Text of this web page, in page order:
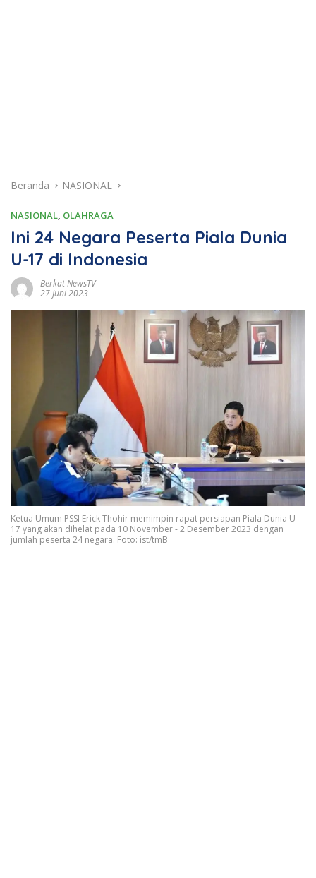
Beranda NASIONAL
NASIONAL, OLAHRAGA
Ini 24 Negara Peserta Piala Dunia
U-17 di Indonesia
Berkat NewsTV
27 Juni 2023
Ketua Umum PSSI Erick Thohir memimpin rapat persiapan Piala Dunia U-
17 yang akan dihelat pada 10 November - 2 Desember 2023 dengan
jumlah peserta 24 negara. Foto: ist/tmB